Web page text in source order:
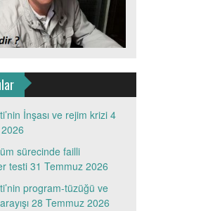
İnşası ve rejim krizi 4
sürecinde failli
testi 31 Temmuz 2026
program-tüzüğü ve
28 Temmuz 2026